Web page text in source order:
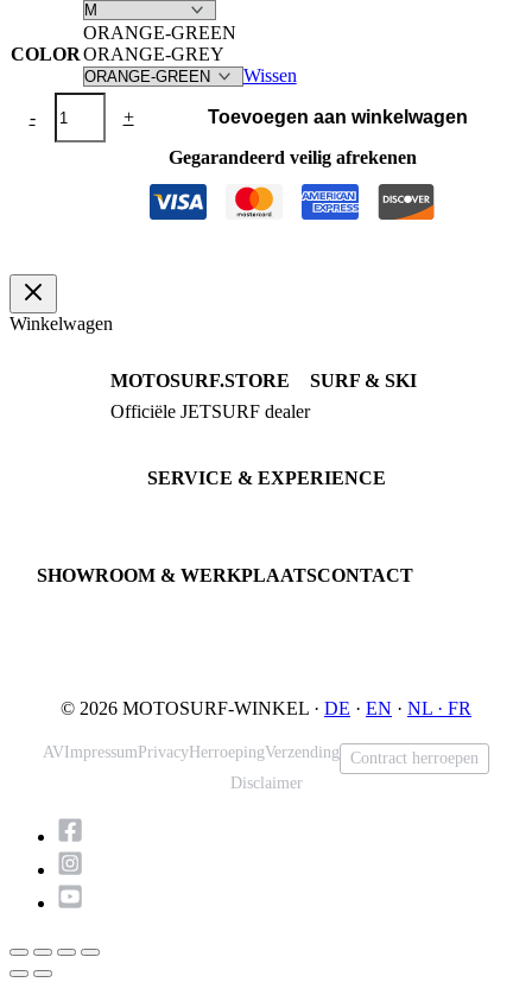
COLOR
ORANGE-GREEN
ORANGE-GREY
Wissen
-
Neopreen
Jas
JETPILOT®
+
Toevoegen aan winkelwagen
Gegarandeerd veilig afrekenen
Winkelwagen
MOTOSURF.STORE
Officiële JETSURF dealer
SURF & SKI
JETSURF Boards
SERVICE & EXPERIENCE
SHOWROOM & WERKPLAATSCONTACT
© 2026 MOTOSURF-WINKEL · DE · EN · NL · FR
AVImpressum Privacy HerroepingVerzending
Contract herroepen
Disclaimer
Scroll
naar